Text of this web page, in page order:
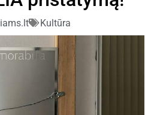
Kultūra